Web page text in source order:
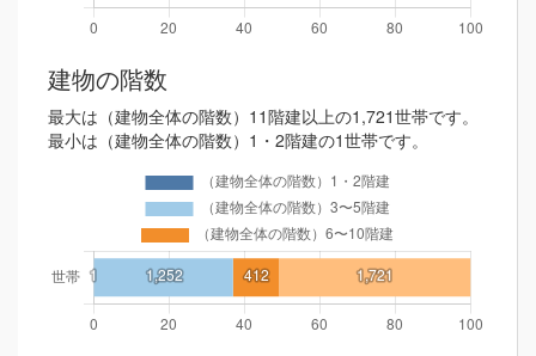
建物の階数
最大は（建物全体の階数）11階建以上の1,721世帯です。
最小は（建物全体の階数）1・2階建の1世帯です。